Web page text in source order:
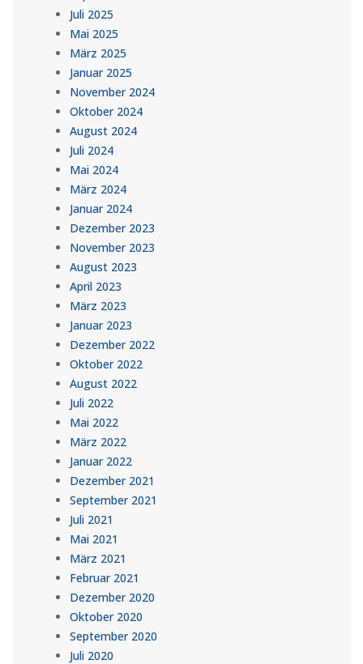
Juli 2025
Mai 2025
März 2025
Januar 2025
November 2024
Oktober 2024
August 2024
Juli 2024
Mai 2024
März 2024
Januar 2024
Dezember 2023
November 2023
August 2023
April 2023
März 2023
Januar 2023
Dezember 2022
Oktober 2022
August 2022
Juli 2022
Mai 2022
März 2022
Januar 2022
Dezember 2021
September 2021
Juli 2021
Mai 2021
März 2021
Februar 2021
Dezember 2020
Oktober 2020
September 2020
Juli 2020